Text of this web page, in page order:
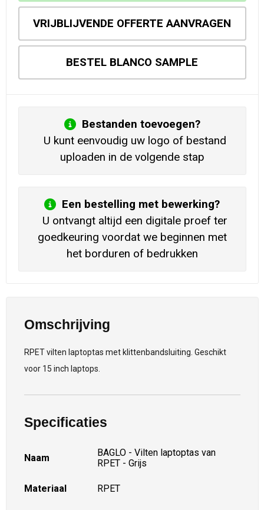
VRIJBLIJVENDE OFFERTE AANVRAGEN
BESTEL BLANCO SAMPLE
Bestanden toevoegen?
U kunt eenvoudig uw logo of bestand
uploaden in de volgende stap
Een bestelling met bewerking?
U ontvangt altijd een digitale proef ter
goedkeuring voordat we beginnen met
het borduren of bedrukken
Omschrijving
RPET vilten laptoptas met klittenbandsluiting. Geschikt
voor 15 inch laptops.
Specificaties
Naam
BAGLO - Vilten laptoptas van
RPET - Grijs
Materiaal RPET